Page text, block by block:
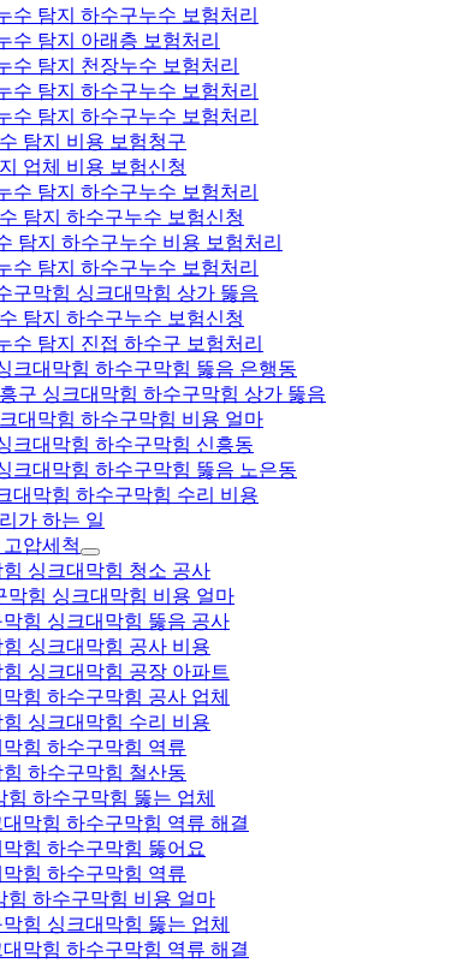
수 탐지 하수구누수 보험처리
수 탐지 아래층 보험처리
수 탐지 천장누수 보험처리
수 탐지 하수구누수 보험처리
수 탐지 하수구누수 보험처리
탐지 비용 보험청구
업체 비용 보험신청
수 탐지 하수구누수 보험처리
탐지 하수구누수 보험신청
탐지 하수구누수 비용 보험처리
수 탐지 하수구누수 보험처리
구막힘 싱크대막힘 상가 뚫음
탐지 하수구누수 보험신청
수 탐지 진접 하수구 보험처리
크대막힘 하수구막힘 뚫음 은행동
구 싱크대막힘 하수구막힘 상가 뚫음
대막힘 하수구막힘 비용 얼마
크대막힘 하수구막힘 신흥동
크대막힘 하수구막힘 뚫음 노은동
대막힘 하수구막힘 수리 비용
가 하는 일
압세척
싱크대막힘 청소 공사
막힘 싱크대막힘 비용 얼마
힘 싱크대막힘 뚫음 공사
싱크대막힘 공사 비용
싱크대막힘 공장 아파트
힘 하수구막힘 공사 업체
싱크대막힘 수리 비용
힘 하수구막힘 역류
하수구막힘 철산동
힘 하수구막힘 뚫는 업체
막힘 하수구막힘 역류 해결
힘 하수구막힘 뚫어요
힘 하수구막힘 역류
힘 하수구막힘 비용 얼마
힘 싱크대막힘 뚫는 업체
막힘 하수구막힘 역류 해결